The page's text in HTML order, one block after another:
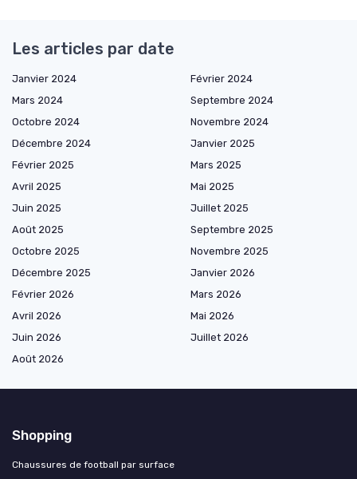
Les articles par date
Janvier 2024
Février 2024
Mars 2024
Septembre 2024
Octobre 2024
Novembre 2024
Décembre 2024
Janvier 2025
Février 2025
Mars 2025
Avril 2025
Mai 2025
Juin 2025
Juillet 2025
Août 2025
Septembre 2025
Octobre 2025
Novembre 2025
Décembre 2025
Janvier 2026
Février 2026
Mars 2026
Avril 2026
Mai 2026
Juin 2026
Juillet 2026
Août 2026
Shopping
Chaussures de football par surface